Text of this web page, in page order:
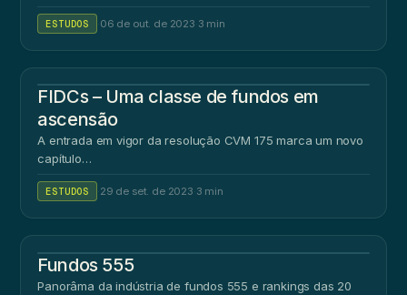
ESTUDOS 06 de out. de 2023 3 min
FIDCs – Uma classe de fundos em
ascensão
A entrada em vigor da resolução CVM 175 marca um novo
capítulo…
ESTUDOS 29 de set. de 2023 3 min
Fundos 555
Panorâma da indústria de fundos 555 e rankings das 20